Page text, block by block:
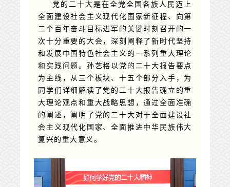
党的二十大是在全党全国各族人民迈上
全面建设社会主义现代化国家新征程、向第
二个百年奋斗目标进军的关键时刻召开的一
次十分重要的大会，深刻阐释了新时代坚持
和发展中国特色社会主义的一系列重大理论
和实践问题。孙艺格以党的二十大报告要点
为主线，从三个板块、十五个部分入手，为
同学们详细解读了党的二十大报告确立的重
大理论观点和重大战略思想，通过全面准确
的阐述，阐明了党的二十大对于全面建设社
会主义现代化国家、全面推进中华民族伟大
复兴的重大意义。